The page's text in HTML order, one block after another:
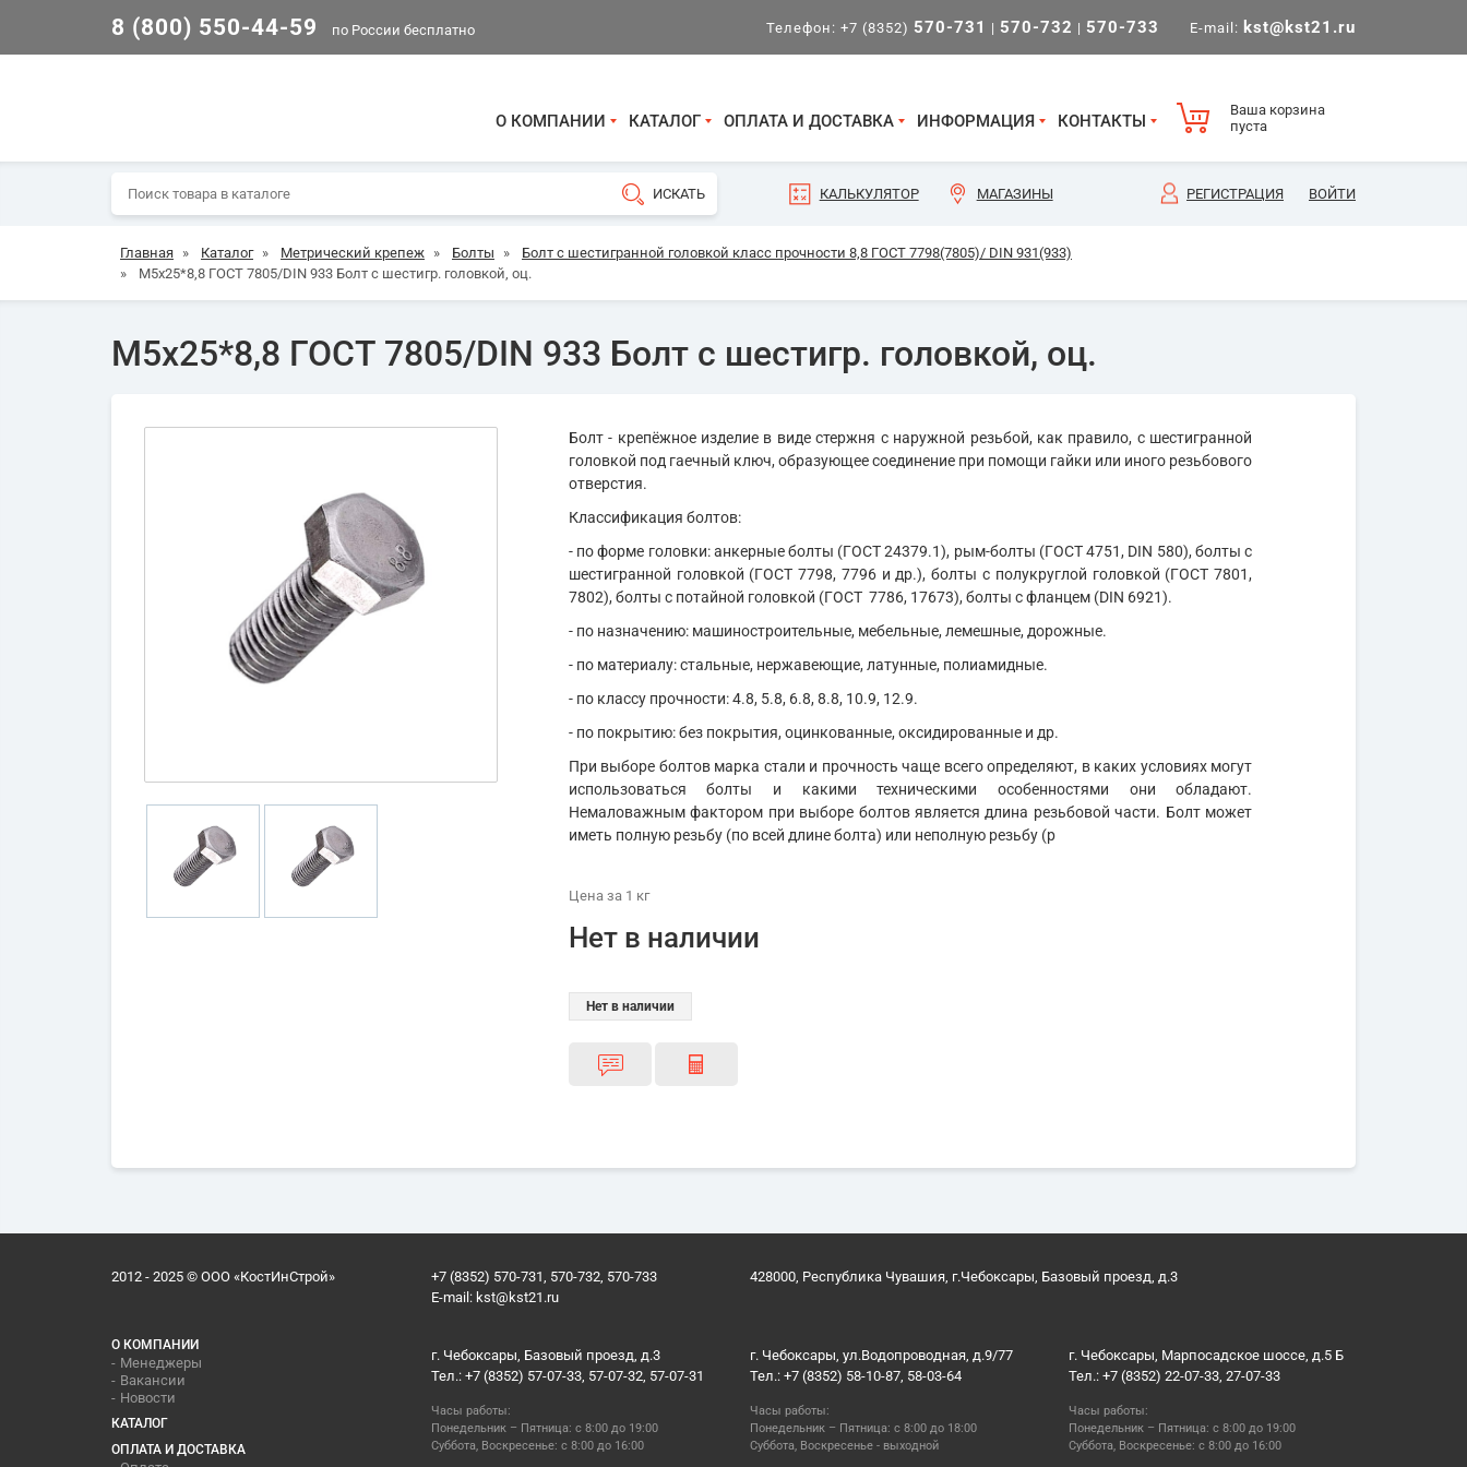
8 (800) 550-44-59 по России бесплатно Телефон: +7 (8352) 570-731 | 570-732 | 570-733 E-mail: kst@kst21.ru
О КОМПАНИИ КАТАЛОГ ОПЛАТА И ДОСТАВКА ИНФОРМАЦИЯ КОНТАКТЫ
Ваша корзина
пуста
КАЛЬКУЛЯТОР МАГАЗИНЫ РЕГИСТРАЦИЯ ВОЙТИ
Главная » Каталог » Метрический крепеж » Болты »
Болт с шестигранной головкой класс прочности 8,8 ГОСТ 7798(7805)/ DIN 931(933)
»
М5х25*8,8 ГОСТ 7805/DIN 933 Болт с шестигр. головкой, оц.
М5х25*8,8 ГОСТ 7805/DIN 933 Болт с шестигр. головкой, оц.
Болт - крепёжное изделие в виде стержня с наружной резьбой, как правило, с шестигранной
головкой под гаечный ключ, образующее соединение при помощи гайки или иного резьбового
отверстия.
Классификация болтов:
- по форме головки: анкерные болты (ГОСТ 24379.1), рым-болты (ГОСТ 4751, DIN 580), болты с
шестигранной головкой (ГОСТ 7798, 7796 и др.), болты с полукруглой головкой (ГОСТ 7801,
7802), болты с потайной головкой (ГОСТ 7786, 17673), болты с фланцем (DIN 6921).
- по назначению: машиностроительные, мебельные, лемешные, дорожные.
- по материалу: стальные, нержавеющие, латунные, полиамидные.
- по классу прочности: 4.8, 5.8, 6.8, 8.8, 10.9, 12.9.
- по покрытию: без покрытия, оцинкованные, оксидированные и др.
При выборе болтов марка стали и прочность чаще всего определяют, в каких условиях могут
использоваться болты и какими техническими особенностями они обладают.
Немаловажным фактором при выборе болтов является длина резьбовой части. Болт может
иметь полную резьбу (по всей длине болта) или неполную резьбу (р
Цена за 1 кг
Нет в наличии
Нет в наличии
2012 - 2025 © ООО «КостИнСтрой»
+7 (8352) 570-731, 570-732, 570-733
E-mail: kst@kst21.ru
428000, Республика Чувашия, г.Чебоксары, Базовый проезд, д.3
О КОМПАНИИ
Менеджеры
Вакансии
Новости
КАТАЛОГ
ОПЛАТА И ДОСТАВКА
г. Чебоксары, Базовый проезд, д.3
Тел.: +7 (8352) 57-07-33, 57-07-32, 57-07-31
Часы работы:
Понедельник – Пятница: с 8:00 до 19:00
Суббота, Воскресенье: с 8:00 до 16:00
г. Чебоксары, ул.Водопроводная, д.9/77
Тел.: +7 (8352) 58-10-87, 58-03-64
Часы работы:
Понедельник – Пятница: с 8:00 до 18:00
Суббота, Воскресенье - выходной
г. Чебоксары, Марпосадское шоссе, д.5 Б
Тел.: +7 (8352) 22-07-33, 27-07-33
Часы работы:
Понедельник – Пятница: с 8:00 до 19:00
Суббота, Воскресенье: с 8:00 до 16:00